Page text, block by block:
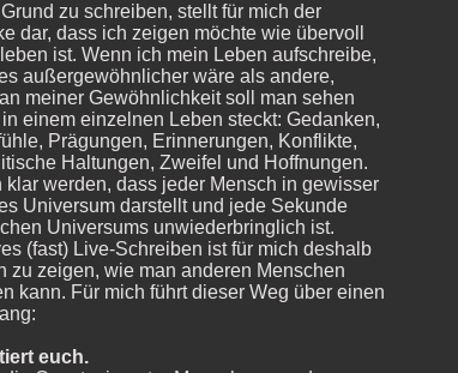
zu schreiben, stellt für mich der
dar, dass ich zeigen möchte wie übervoll
ist. Wenn ich mein Leben aufschreibe,
außergewöhnlicher wäre als andere,
meiner Gewöhnlichkeit soll man sehen
einem einzelnen Leben steckt: Gedanken,
Prägungen, Erinnerungen, Konflikte,
Haltungen, Zweifel und Hoffnungen.
klar werden, dass jeder Mensch in gewisser
Universum darstellt und jede Sekunde
Universums unwiederbringlich ist.
(fast) Live-Schreiben ist für mich deshalb
zu zeigen, wie man anderen Menschen
kann. Für mich führt dieser Weg über einen
euch.